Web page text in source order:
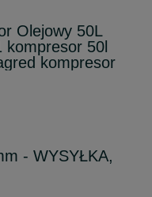
Olejowy 50L
kompresor 50l
kompresor
- WYSYŁKA,